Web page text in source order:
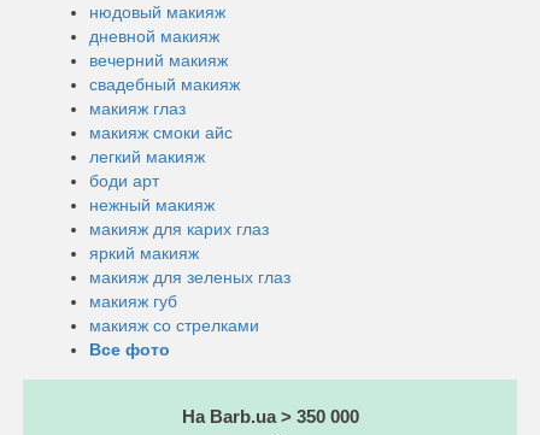
нюдовый макияж
дневной макияж
вечерний макияж
свадебный макияж
макияж глаз
макияж смоки айс
легкий макияж
боди арт
нежный макияж
макияж для карих глаз
яркий макияж
макияж для зеленых глаз
макияж губ
макияж со стрелками
Все фото
На Barb.ua > 350 000